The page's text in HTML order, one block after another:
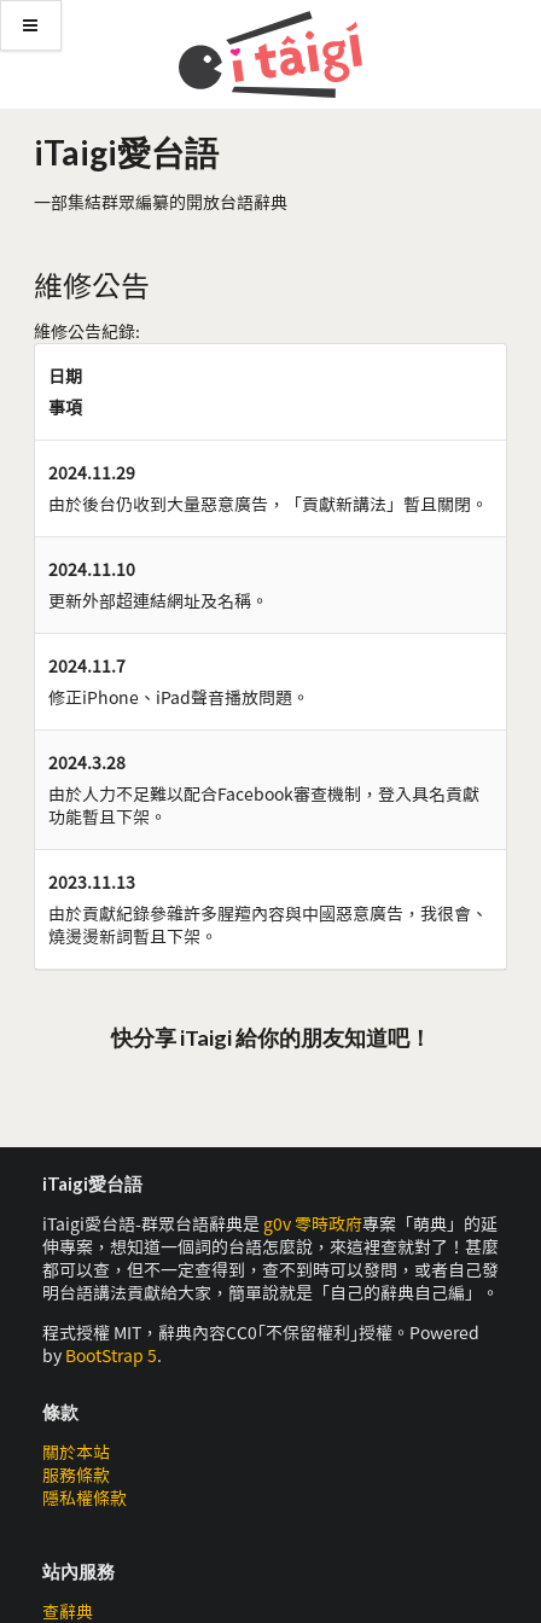
iTaigi愛台語
一部集結群眾編纂的開放台語辭典
維修公告
維修公告紀錄:
日期
事項
2024.11.29
由於後台仍收到大量惡意廣告，「貢獻新講法」暫且關閉。
2024.11.10
更新外部超連結網址及名稱。
2024.11.7
修正iPhone、iPad聲音播放問題。
2024.3.28
由於人力不足難以配合Facebook審查機制，登入具名貢獻
功能暫且下架。
2023.11.13
由於貢獻紀錄參雜許多腥羶內容與中國惡意廣告，我很會、
燒燙燙新詞暫且下架。
快分享 iTaigi 給你的朋友知道吧！
iTaigi愛台語
iTaigi愛台語-群眾台語辭典是 g0v 零時政府專案「萌典」的延
伸專案，想知道一個詞的台語怎麼說，來這裡查就對了！甚麼
都可以查，但不一定查得到，查不到時可以發問，或者自己發
明台語講法貢獻給大家，簡單說就是「自己的辭典自己編」。
程式授權 MIT，辭典內容CC0｢不保留權利｣授權。Powered
by BootStrap 5.
條款
關於本站
服務條款
隱私權條款
站內服務
查辭典